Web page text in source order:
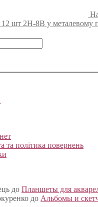
12 шт 2H-8B у металевому
та політика повернень
до Планшеты для
до Альбомы и